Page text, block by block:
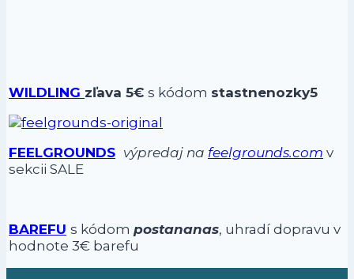
WILDLING zľava 5€ s kódom stastnenozky5
FEELGROUNDS výpredaj na feelgrounds.com v
sekcii SALE
BAREFU s kódom postananas, uhradí dopravu v
hodnote 3€ barefu